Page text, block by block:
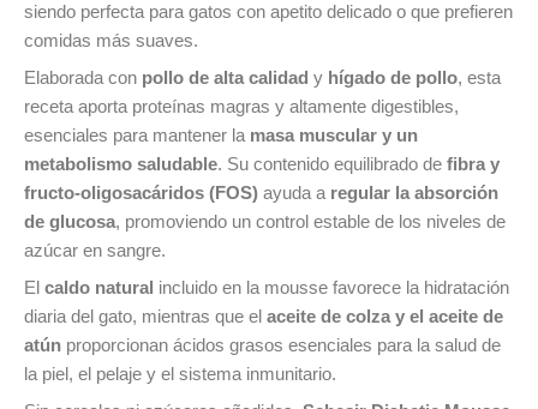
siendo perfecta para gatos con apetito delicado o que prefieren
comidas más suaves.
Elaborada con pollo de alta calidad y hígado de pollo, esta
receta aporta proteínas magras y altamente digestibles,
esenciales para mantener la masa muscular y un
metabolismo saludable. Su contenido equilibrado de fibra y
fructo-oligosacáridos (FOS) ayuda a regular la absorción
de glucosa, promoviendo un control estable de los niveles de
azúcar en sangre.
El caldo natural incluido en la mousse favorece la hidratación
diaria del gato, mientras que el aceite de colza y el aceite de
atún proporcionan ácidos grasos esenciales para la salud de
la piel, el pelaje y el sistema inmunitario.